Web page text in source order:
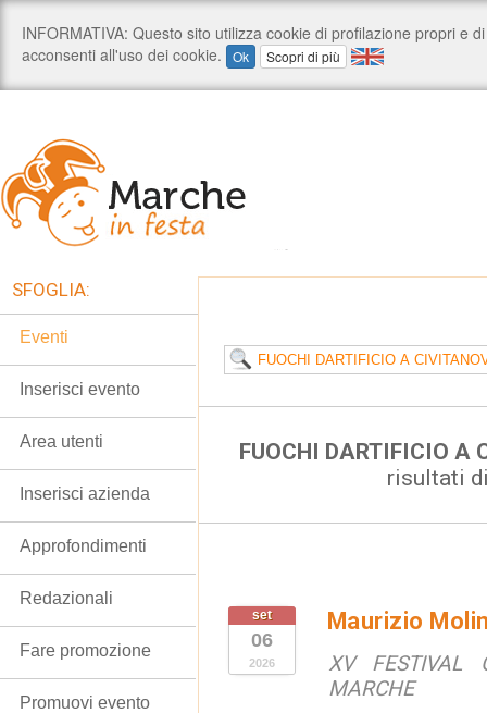
FUOCHI DARTIFICIO A
risultati
set
06
2026
Maurizio
XV FESTIVAL
MARCHE
SFOGLIA:
Eventi
Inserisci evento
Area utenti
Inserisci azienda
Approfondimenti
Redazionali
Fare promozione
Promuovi evento